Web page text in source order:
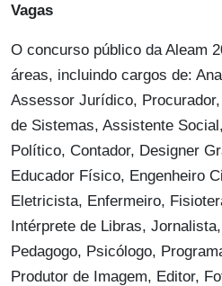
Vagas
O concurso público da Aleam
áreas, incluindo cargos de:
Assessor Jurídico,
de Sistemas, Assistente
Político, Contador, Designer
Educador Físico, Engenheiro
Eletricista, Enfermeiro,
Intérprete de Libras,
Pedagogo, Psicólogo,
Produtor de Imagem, Editor,